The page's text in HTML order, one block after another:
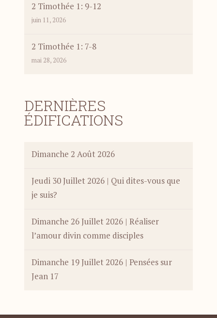
2 Timothée 1: 9-12
juin 11, 2026
2 Timothée 1: 7-8
mai 28, 2026
DERNIÈRES
ÉDIFICATIONS
Dimanche 2 Août 2026
Jeudi 30 Juillet 2026 | Qui dites-vous que
je suis?
Dimanche 26 Juillet 2026 | Réaliser
l’amour divin comme disciples
Dimanche 19 Juillet 2026 | Pensées sur
Jean 17